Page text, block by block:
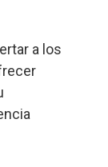
a los